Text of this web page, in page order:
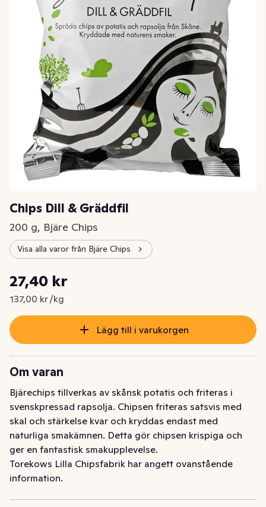
Chips Dill & Gräddfil
200 g, Bjäre Chips
Visa alla varor från Bjäre Chips
Nuvarande pris är: 27,40 kr
27,40 kr
137,00 kr /kg
Styckpris: 137,00 kr /kg
Lägg till i varukorgen
Om varan
Bjärechips tillverkas av skånsk potatis och friteras i
svenskpressad rapsolja. Chipsen friteras satsvis med
skal och stärkelse kvar och kryddas endast med
naturliga smakämnen. Detta gör chipsen krispiga och
ger en fantastisk smakupplevelse.
Torekows Lilla Chipsfabrik har angett ovanstående
information.